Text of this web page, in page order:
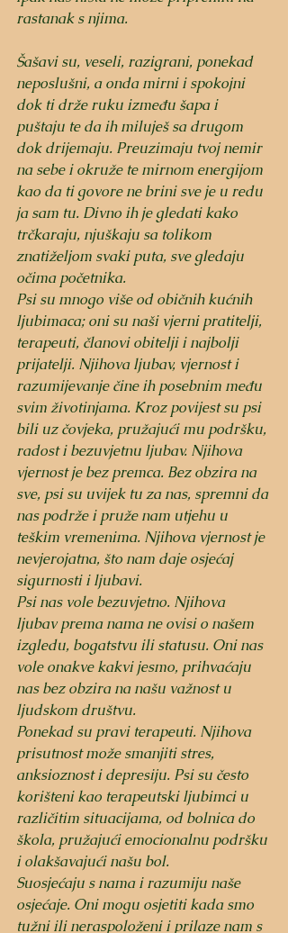
rastanak s njima.
Šašavi su, veseli, razigrani, ponekad
neposlušni, a onda mirni i spokojni
dok ti drže ruku između šapa i
puštaju te da ih miluješ sa drugom
dok drijemaju. Preuzimaju tvoj nemir
na sebe i okruže te mirnom energijom
kao da ti govore ne brini sve je u redu
ja sam tu. Divno ih je gledati kako
trčkaraju, njuškaju sa tolikom
znatiželjom svaki puta, sve gledaju
očima početnika.
Psi su mnogo više od običnih kućnih
ljubimaca; oni su naši vjerni pratitelji,
terapeuti, članovi obitelji i najbolji
prijatelji. Njihova ljubav, vjernost i
razumijevanje čine ih posebnim među
svim životinjama. Kroz povijest su psi
bili uz čovjeka, pružajući mu podršku,
radost i bezuvjetnu ljubav. Njihova
vjernost je bez premca. Bez obzira na
sve, psi su uvijek tu za nas, spremni da
nas podrže i pruže nam utjehu u
teškim vremenima. Njihova vjernost je
nevjerojatna, što nam daje osjećaj
sigurnosti i ljubavi.
Psi nas vole bezuvjetno. Njihova
ljubav prema nama ne ovisi o našem
izgledu, bogatstvu ili statusu. Oni nas
vole onakve kakvi jesmo, prihvaćaju
nas bez obzira na našu važnost u
ljudskom društvu.
Ponekad su pravi terapeuti. Njihova
prisutnost može smanjiti stres,
anksioznost i depresiju. Psi su često
korišteni kao terapeutski ljubimci u
različitim situacijama, od bolnica do
škola, pružajući emocionalnu podršku
i olakšavajući našu bol.
Suosjećaju s nama i razumiju naše
osjećaje. Oni mogu osjetiti kada smo
tužni ili neraspoloženi i prilaze nam s